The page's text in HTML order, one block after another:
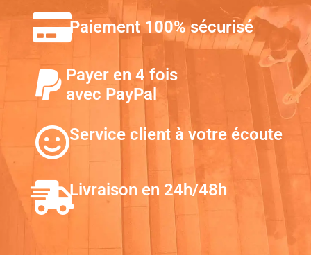
Paiement 100% sécurisé
Payer en 4 fois
avec PayPal
Service client à votre écoute
Livraison en 24h/48h